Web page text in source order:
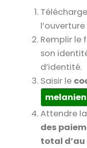
Remplir le
son
d’identité.
Saisir le
Attendre
des
total d’au